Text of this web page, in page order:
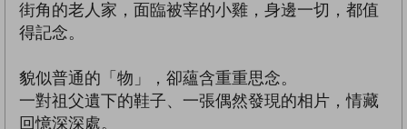
街角的老人家，面臨被宰的小雞，身邊一切，都值
得記念。
貌似普通的「物」，卻蘊含重重思念。
一對祖父遺下的鞋子、一張偶然發現的相片，情藏
回憶深深處。